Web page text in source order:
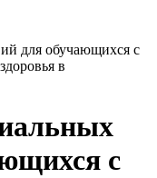
для обучающихся с
в
с